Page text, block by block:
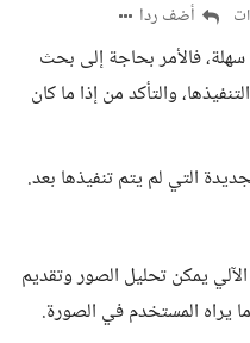
أضف ردا
فالأمر بحاجة إلى بحث
والتأكد من إذا ما كان
التي لم يتم تنفيذها بعد.
يمكن تحليل الصور وتقديم
يراه المستخدم في الصورة.